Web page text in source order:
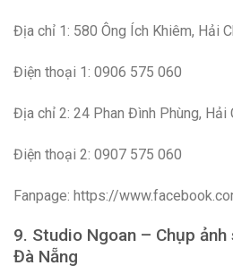
Địa chỉ 1: 580 Ông Ích Khiêm, Hải
Điện thoại 1: 0906 575 060
Địa chỉ 2: 24 Phan Đình Phùng, Hải
Điện thoại 2: 0907 575 060
Fanpage: https://
9. Studio Ngoan – Chụp
Đà Nẵng